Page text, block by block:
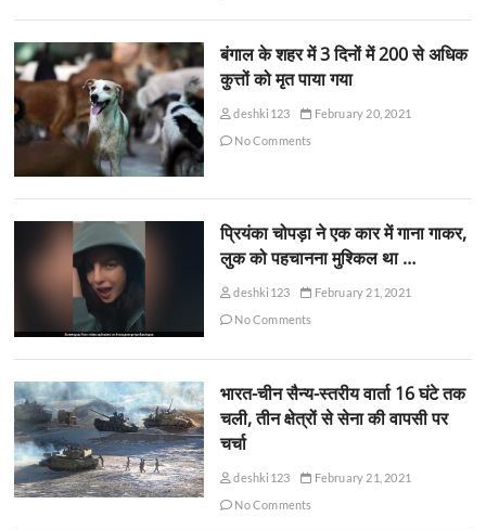
बंगाल के शहर में 3 दिनों में 200 से अधिक
कुत्तों को मृत पाया गया
deshki123
February 20, 2021
No Comments
प्रियंका चोपड़ा ने एक कार में गाना गाकर,
लुक को पहचानना मुश्किल था …
deshki123
February 21, 2021
No Comments
भारत-चीन सैन्य-स्तरीय वार्ता 16 घंटे तक
चली, तीन क्षेत्रों से सेना की वापसी पर
चर्चा
deshki123
February 21, 2021
No Comments